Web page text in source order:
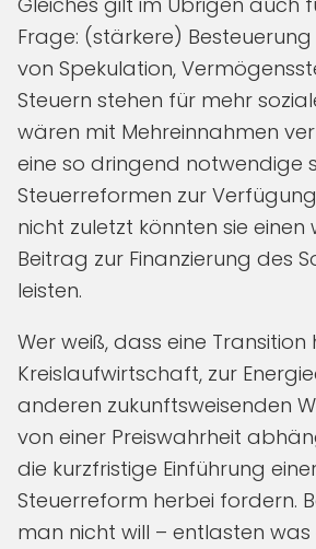
Frage: (stärkere)
von Spekulation,
Steuern stehen für mehr
wären mit Mehreinnahmen
eine so dringend notwendige
Steuerreformen zur
nicht zuletzt könnten sie einen
Beitrag zur Finanzierung des
leisten.
Wer weiß, dass eine Transition
Kreislaufwirtschaft, zur
anderen zukunftsweisenden
von einer Preiswahrheit
die kurzfristige Einführung
Steuerreform herbei fordern.
man nicht will – entlasten